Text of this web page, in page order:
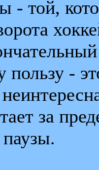
- той,
-
за